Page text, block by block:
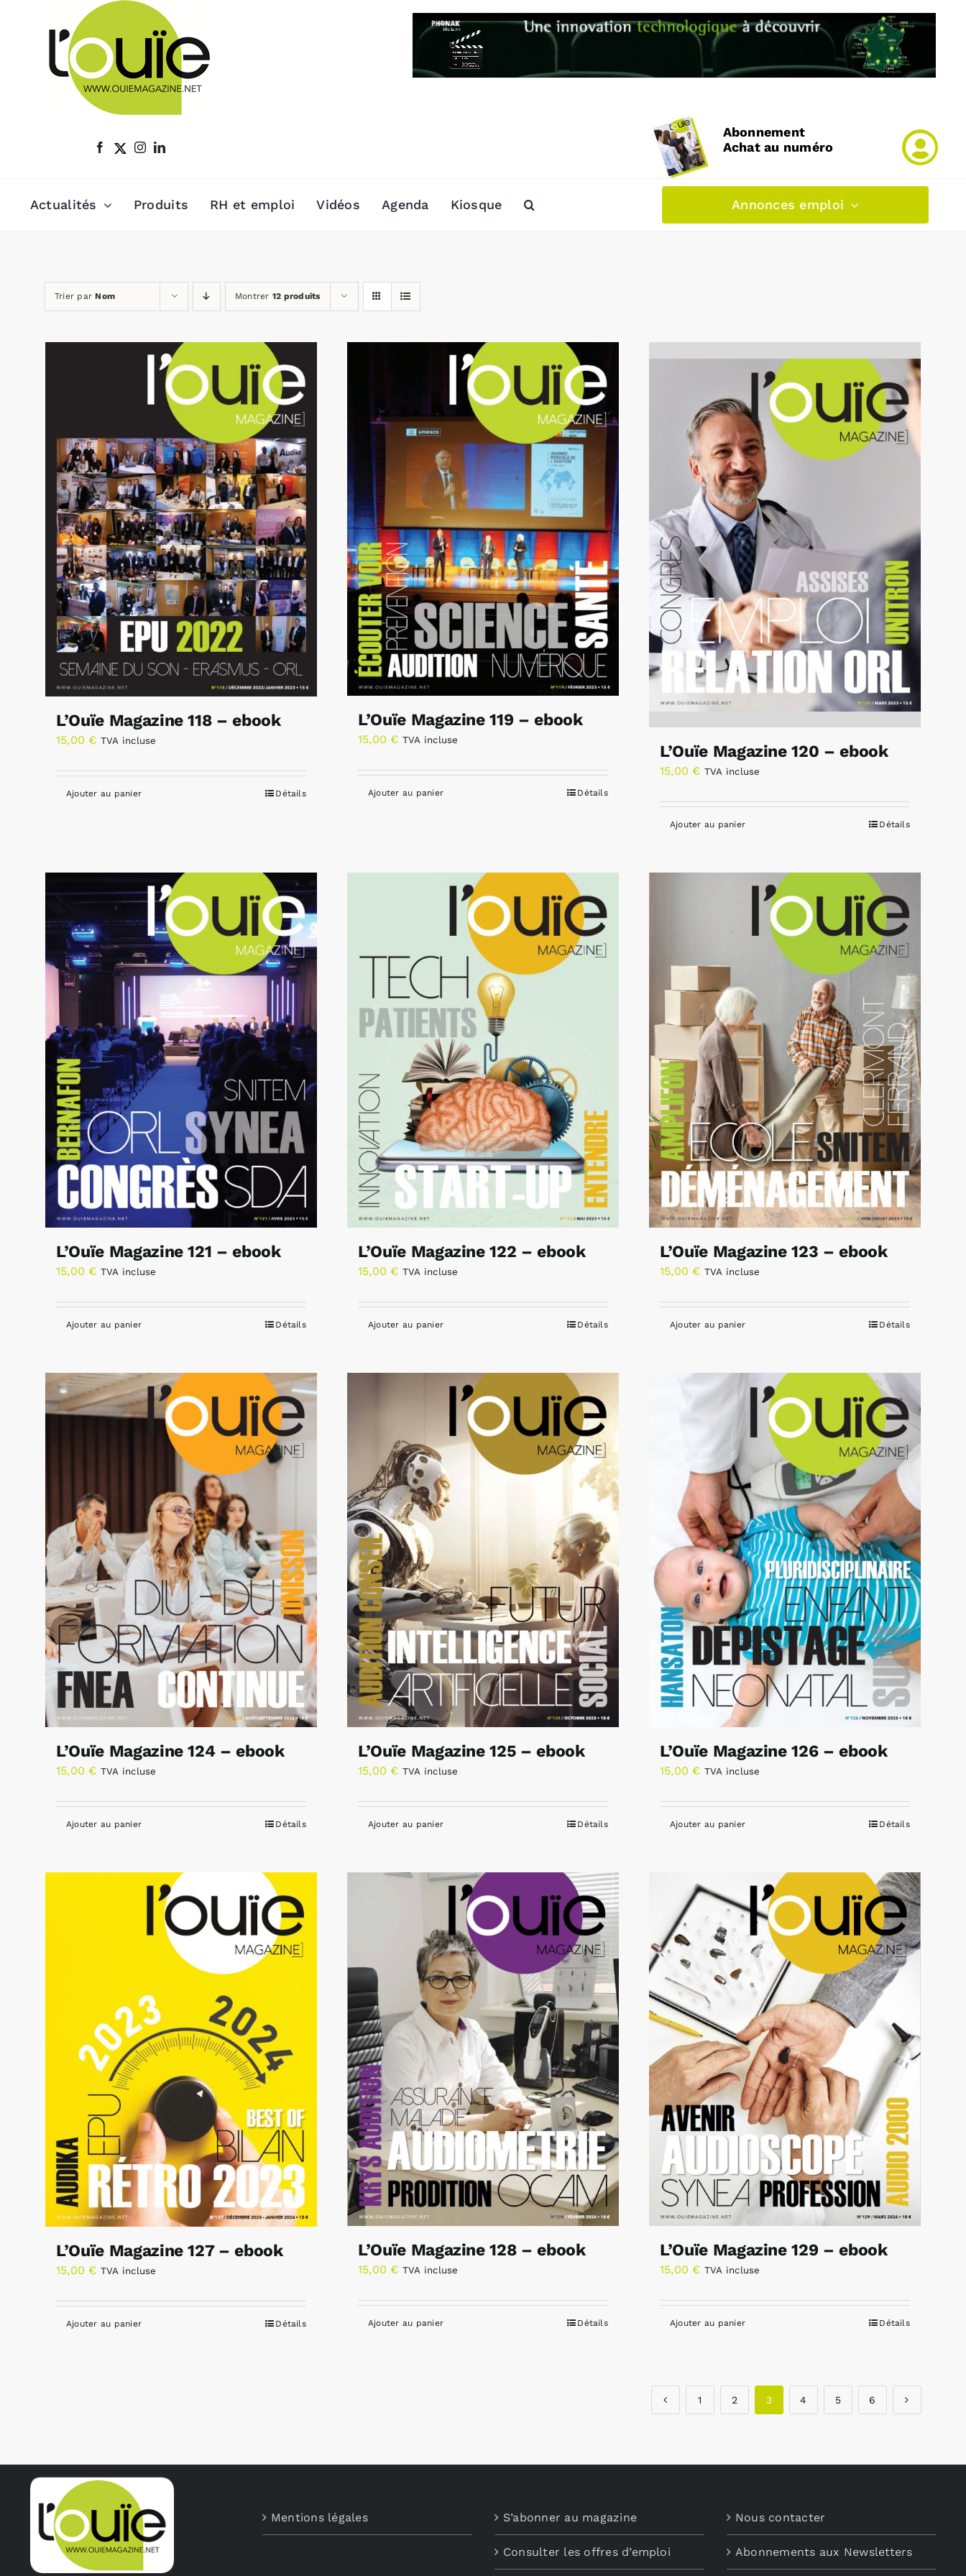
Abonnement
Achat au numéro
Actualités Produits RH et emploi Vidéos Agenda Kiosque Annonces emploi
Trier parNom Montrer 12 produits
L’Ouïe Magazine 118 – ebook
15,00 € TVA incluse
Ajouter au panier Détails
L’Ouïe Magazine 119 – ebook
15,00 € TVA incluse
Ajouter au panier Détails
L’Ouïe Magazine 120 – ebook
15,00 € TVA incluse
Ajouter au panier Détails
L’Ouïe Magazine 121 – ebook
15,00 € TVA incluse
Ajouter au panier Détails
L’Ouïe Magazine 122 – ebook
15,00 € TVA incluse
Ajouter au panier Détails
L’Ouïe Magazine 123 – ebook
15,00 € TVA incluse
Ajouter au panier Détails
L’Ouïe Magazine 124 – ebook
15,00 € TVA incluse
Ajouter au panier Détails
L’Ouïe Magazine 125 – ebook
15,00 € TVA incluse
Ajouter au panier Détails
L’Ouïe Magazine 126 – ebook
15,00 € TVA incluse
Ajouter au panier Détails
L’Ouïe Magazine 127 – ebook
15,00 € TVA incluse
Ajouter au panier Détails
L’Ouïe Magazine 128 – ebook
15,00 € TVA incluse
Ajouter au panier Détails
L’Ouïe Magazine 129 – ebook
15,00 € TVA incluse
Ajouter au panier Détails
1 2 3 4 5 6
Mentions légales S’abonner au magazine
Consulter les offres d’emploi
Nous contacter
Abonnements aux Newsletters